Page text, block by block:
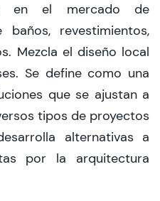
en el mercado de
revestimientos,
Mezcla el diseño local
Se define como una
que se ajustan a
tipos de proyectos
alternativas a
por la arquitectura